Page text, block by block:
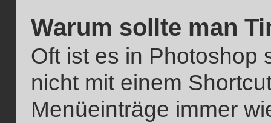
Warum sollte man
Oft ist es in Photoshop
nicht mit einem
Menüeinträge immer